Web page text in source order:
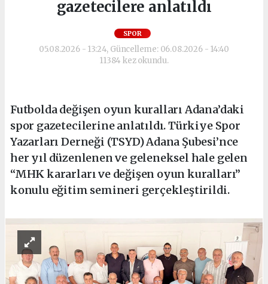
gazetecilere anlatıldı
SPOR
05.08.2026 - 13:24, Güncelleme: 06.08.2026 - 14:40
11384 kez okundu.
Futbolda değişen oyun kuralları Adana’daki
spor gazetecilerine anlatıldı. Türkiye Spor
Yazarları Derneği (TSYD) Adana Şubesi’nce
her yıl düzenlenen ve geleneksel hale gelen
“MHK kararları ve değişen oyun kuralları”
konulu eğitim semineri gerçekleştirildi.